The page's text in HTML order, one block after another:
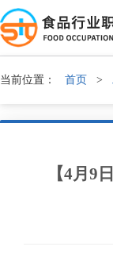
当前位置： 首页 >
【4月9